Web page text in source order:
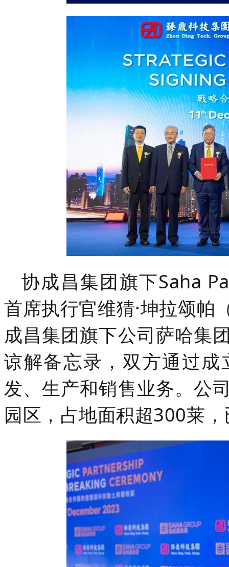
协成昌集团旗下Saha
首席执行官维猜·坤拉颂
成昌集团旗下公司萨哈集
谅解备忘录，双方通过
发、生产和销售业务。公
园区，占地面积超300莱